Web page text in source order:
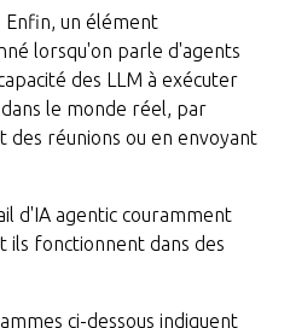
Enfin, un élément
lorsqu'on parle d'agents
des LLM à exécuter
le monde réel, par
des réunions ou en envoyant
d'IA agentic couramment
ils fonctionnent dans des
ci-dessous indiquent